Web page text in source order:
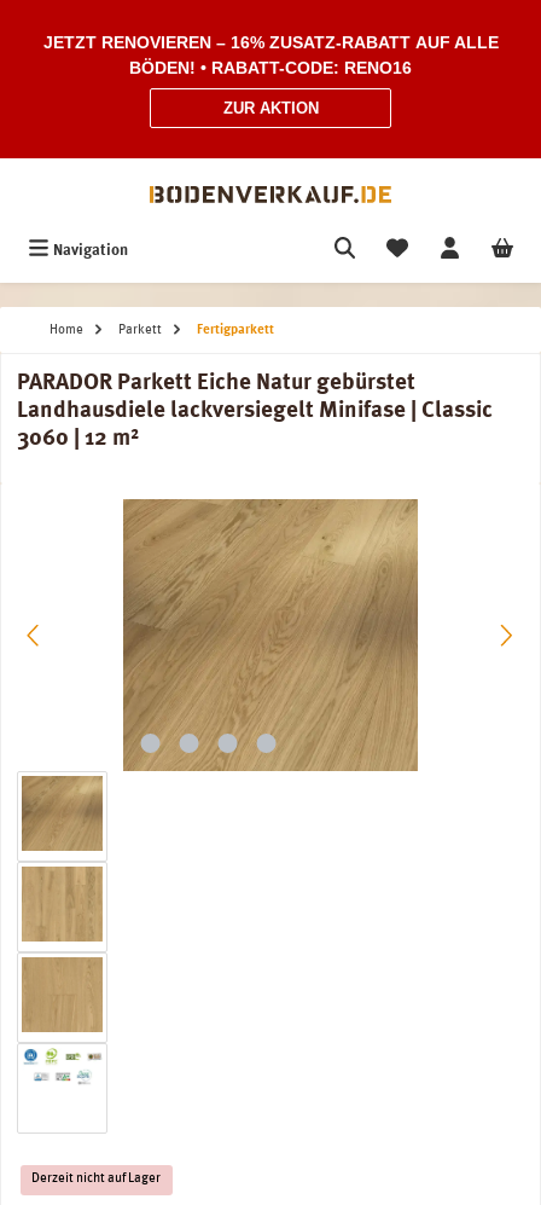
JETZT RENOVIEREN – 16% ZUSATZ-RABATT AUF ALLE
BÖDEN! • RABATT-CODE: RENO16
ZUR AKTION
Navigation
Home Parkett Fertigparkett
PARADOR Parkett Eiche Natur gebürstet
Landhausdiele lackversiegelt Minifase | Classic
3060 | 12 m²
Bildergalerie überspringen
Derzeit nicht auf Lager